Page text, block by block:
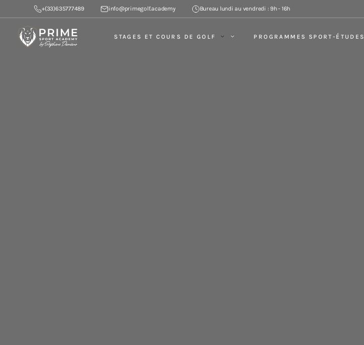
+(33)635777489 info@primegolf.academy Bureau lundi au vendredi : 9h - 16h
STAGES ET COURS DE GOLF PROGRAMMES SPORT-ÉTUDES